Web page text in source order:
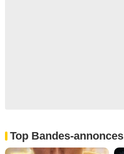
Top Bandes-annonces